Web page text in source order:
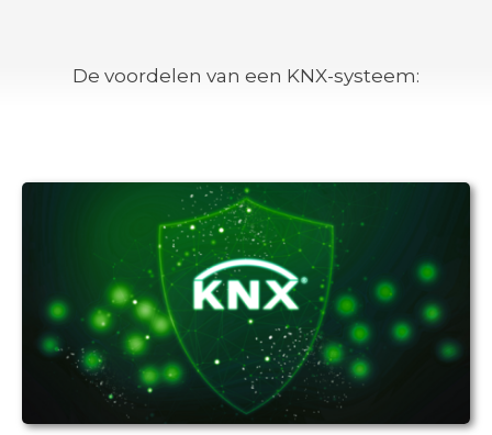
De voordelen van een KNX-systeem: